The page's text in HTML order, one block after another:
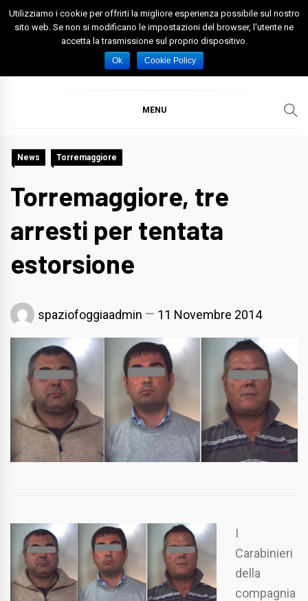
Skip
Spazio Foggia
Foggia News Calcio Eventi e Attività nella Capitanata
MENU
News Torremaggiore
Torremaggiore, tre
arresti per tentata
estorsione
spaziofoggiaadmin 11 Novembre 2014
I
Carabinieri
della
compagnia
Utilizziamo i cookie per offrirti la migliore esperienza possibile sul nostro
sito web. Se non si modificano le impostazioni del browser, l'utente ne
accetta la trasmissione sul proprio dispositivo.
Ok Cookie Policy